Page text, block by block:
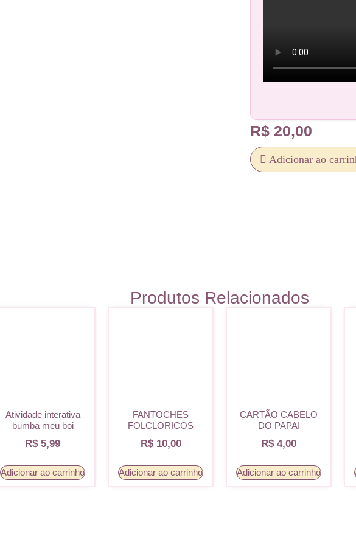
R$ 20,00
Adicionar ao
Produtos Relacionados
Atividade interativa
bumba meu boi
R$5,99
Adicionar ao carrinho
FANTOCHES
FOLCLORICOS
R$10,00
Adicionar ao carrinho
CARTÃO CABELO
DO PAPAI
R$4,00
Adicionar ao carrinho